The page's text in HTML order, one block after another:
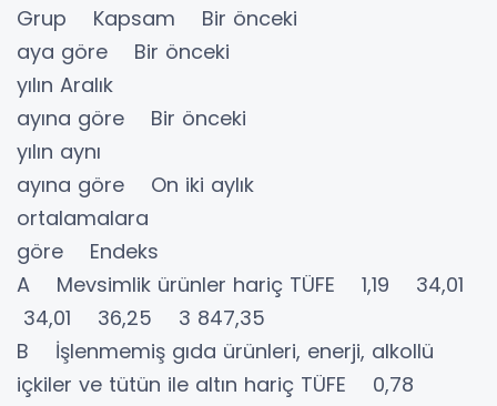
Grup Kapsam Bir önceki
aya göre Bir önceki
yılın Aralık
ayına göre Bir önceki
yılın aynı
ayına göre On iki aylık
ortalamalara
göre Endeks
A Mevsimlik ürünler hariç TÜFE 1,19 34,01
34,01 36,25 3 847,35
B İşlenmemiş gıda ürünleri, enerji, alkollü
içkiler ve tütün ile altın hariç TÜFE 0,78